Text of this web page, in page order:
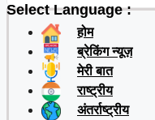
Select Language :
होम
ब्रेकिंग न्यूज़
मेरी बात
राष्ट्रीय
अंतर्राष्ट्रीय